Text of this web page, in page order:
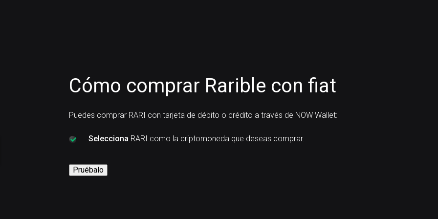
Cómo comprar Rarible con fiat
Puedes comprar RARI con tarjeta de débito o crédito a través de NOW Wallet:
Selecciona RARI como la criptomoneda que deseas comprar.
Pruébalo